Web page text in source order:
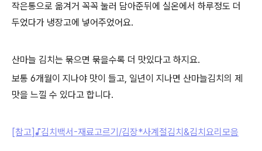
작은통으로 옮겨거 꼭꼭 눌러 담아준뒤에 실온에서 하루정도 더
두었다가 냉장고에 넣어주었어요.
산마늘 김치는 묶으면 묶을수록 더 맛있다고 하지요.
보통 6개월이 지나야 맛이 들고, 일년이 지나면 산마늘김치의 제
맛을 느낄 수 있다고 합니다.
[참고]♪김치백서-재료고르기/김장*사계절김치&김치요리모음